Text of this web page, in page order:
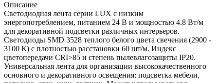
Описание
Светодиодная лента серии LUX с низким
энергопотреблением, питанием 24 В и мощностью 4.8 Вт/м
для декоративной подсветки различных интерьеров.
Светодиоды SMD 3528 теплого белого цвета свечения (2900 -
3100 К) с плотностью расстановки 60 шт/м. Индекс
цветопередачи CRI>85 и степень пылевлагозащиты IP20.
Универсальная лента для организации высококачественного
основного и декоративного освещения: подсветка мебели,